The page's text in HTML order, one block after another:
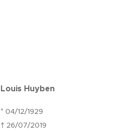
Louis Huyben
° 04/12/1929
† 26/07/2019